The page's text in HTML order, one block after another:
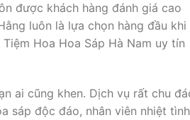
được khách hàng đánh giá cao
luôn là lựa chọn hàng đầu khi
Hoa Hoa Sáp Hà Nam uy tín
ai cũng khen. Dịch vụ rất chu
sáp độc đáo, nhân viên nhiệt tình